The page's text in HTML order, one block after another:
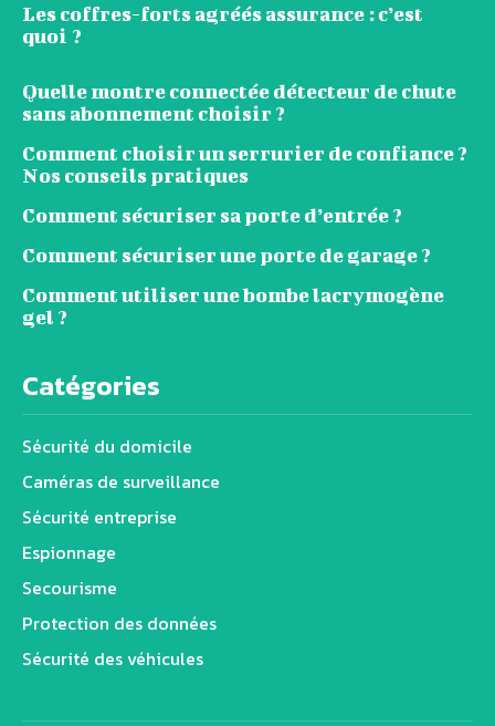
Les coffres-forts agréés assurance : c’est
quoi ?
Quelle montre connectée détecteur de chute
sans abonnement choisir ?
Comment choisir un serrurier de confiance ?
Nos conseils pratiques
Comment sécuriser sa porte d’entrée ?
Comment sécuriser une porte de garage ?
Comment utiliser une bombe lacrymogène
gel ?
Catégories
Sécurité du domicile
Caméras de surveillance
Sécurité entreprise
Espionnage
Secourisme
Protection des données
Sécurité des véhicules